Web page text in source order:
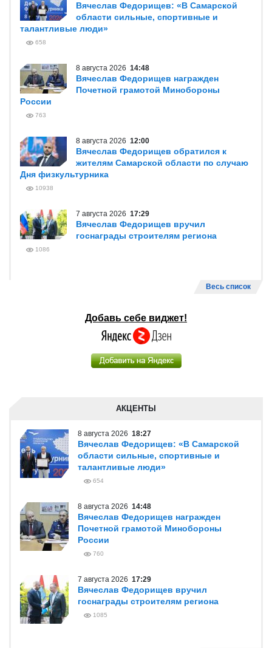
Вячеслав Федорищев: «В Самарской
области сильные, спортивные и
талантливые люди»
658
8 августа 2026 14:48
Вячеслав Федорищев награжден
Почетной грамотой Минобороны
России
763
8 августа 2026 12:00
Вячеслав Федорищев обратился к
жителям Самарской области по случаю
Дня физкультурника
10938
7 августа 2026 17:29
Вячеслав Федорищев вручил
госнаграды строителям региона
1086
Весь список
Добавь себе виджет!
АКЦЕНТЫ
8 августа 2026 18:27
Вячеслав Федорищев: «В Самарской
области сильные, спортивные и
талантливые люди»
654
8 августа 2026 14:48
Вячеслав Федорищев награжден
Почетной грамотой Минобороны
России
760
7 августа 2026 17:29
Вячеслав Федорищев вручил
госнаграды строителям региона
1085